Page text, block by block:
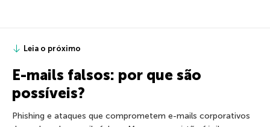
Leia o próximo
E-mails falsos: por que são
possíveis?
Phishing e ataques que comprometem e-mails corporativos